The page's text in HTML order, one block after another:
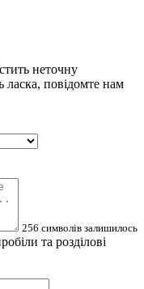
неточну
ласка, повідомте нам
256 символів залишилось
та розділові